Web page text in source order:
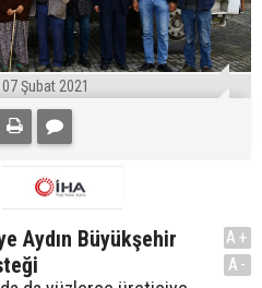
07 Şubat 2021
Aydın Büyükşehir
A+
A-